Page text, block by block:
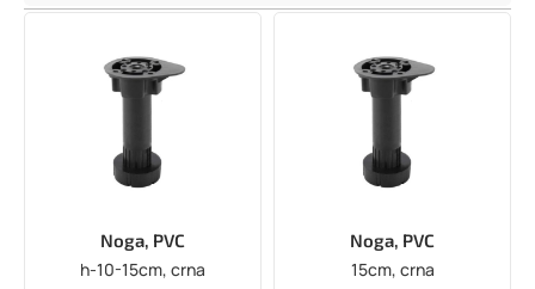
Noga, PVC
h-10-15cm, crna
Noga, PVC
15cm, crna